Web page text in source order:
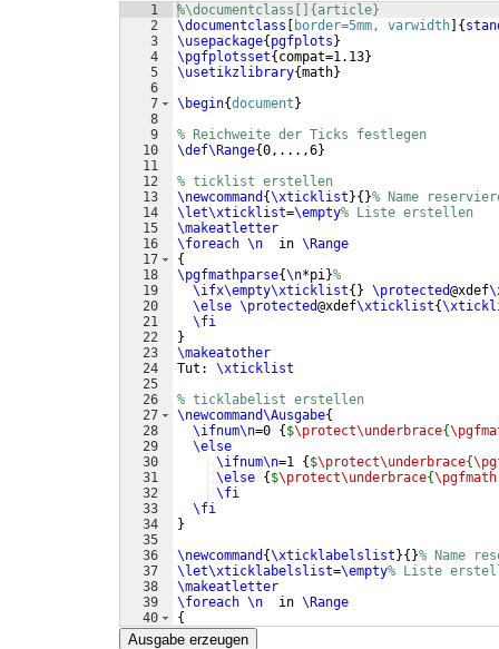
1
2
3
4
5
6
7
8
9
10
11
12
13
14
15
16
17
18
19
20
21
22
23
24
25
26
27
28
29
30
31
32
33
34
35
36
37
38
39
40
41
%\documentclass[]{article}
\documentclass [ border=5mm, varwidth] {
\usepackage{pgfplots}
\pgfplotsset{compat=1.13}
\usetikzlibrary{math}
\begin{document}
% Reichweite der Ticks festlegen
\def\Range{0,...,6}
% ticklist erstellen
\newcommand {\xticklist}{}% Name
\let\xticklist=\empty% Liste erstellen
\makeatletter
\foreach \n
  in
\Range
{
\pgfmathparse{\n*pi }%
\ifx\empty\xticklist{} \protected@xdef
\else \protected@xdef\xticklist{
\fi
}
\makeatother
Tut: \xticklist
% ticklabelist erstellen
\newcommand\Ausgabe{
\ifnum\n=0 {$\protect\underbrace{
\else
\ifnum\n=1 {$\protect\underbrace{
\else {$\protect\underbrace{
\fi
\fi
}
\newcommand {\xticklabelslist}{}% Name
\let\xticklabelslist=\empty% Liste
\makeatletter
\foreach \n
  in
\Range
{
\pgfmathparse
Ausgabe erzeugen